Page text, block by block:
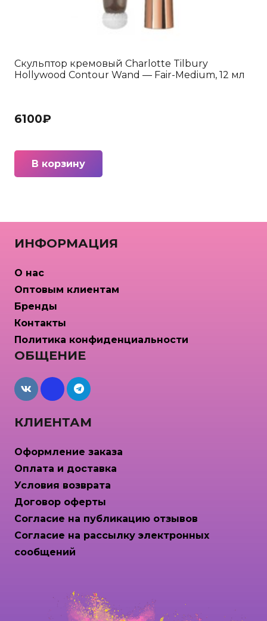
Скульптор кремовый Charlotte Tilbury
Hollywood Contour Wand — Fair-Medium, 12 мл
6100₽
В корзину
КЛИЕНТАМ
Оформление заказа
Оплата и доставка
Условия возврата
Договор оферты
Согласие на публикацию отзывов
Согласие на рассылку электронных
сообщений
ОБЩЕНИЕ
maxcdn
ИНФОРМАЦИЯ
О нас
Оптовым клиентам
Бренды
Контакты
Политика конфиденциальности